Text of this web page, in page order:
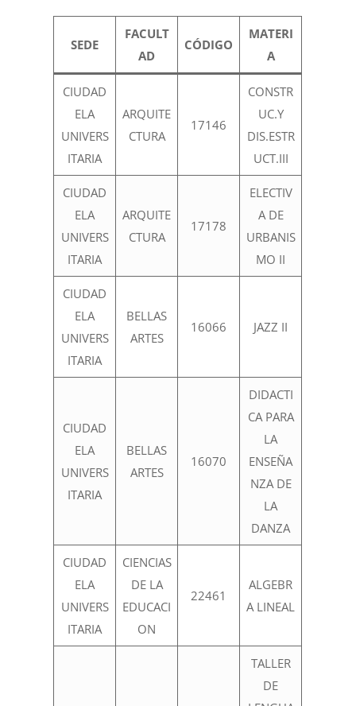
SEDE
FACULT
AD
CÓDIGO
MATERI
A
CIUDAD
ELA
UNIVERS
ITARIA
ARQUITE
CTURA
17146
CONSTR
UC.Y
DIS.ESTR
UCT.III
CIUDAD
ELA
UNIVERS
ITARIA
ARQUITE
CTURA
17178
ELECTIV
A DE
URBANIS
MO II
CIUDAD
ELA
UNIVERS
ITARIA
BELLAS
ARTES
16066 JAZZ II
CIUDAD
ELA
UNIVERS
ITARIA
BELLAS
ARTES
16070
DIDACTI
CA PARA
LA
ENSEÑA
NZA DE
LA
DANZA
CIUDAD
ELA
UNIVERS
ITARIA
CIENCIAS
DE LA
EDUCACI
ON
22461
ALGEBR
A LINEAL
TALLER
DE